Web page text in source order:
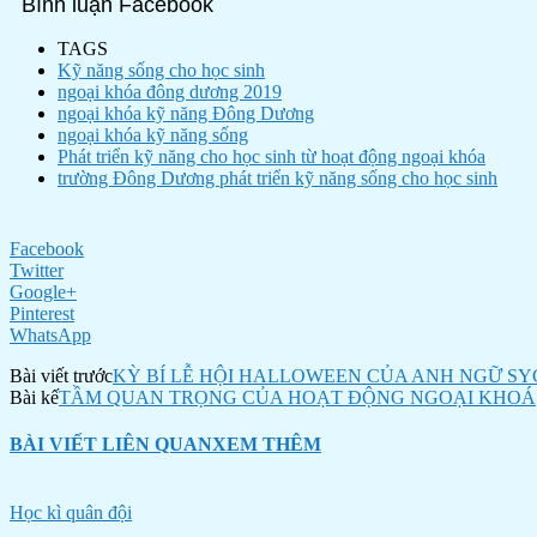
TAGS
Kỹ năng sống cho học sinh
ngoại khóa đông dương 2019
ngoại khóa kỹ năng Đông Dương
ngoại khóa kỹ năng sống
Phát triển kỹ năng cho học sinh từ hoạt động ngoại khóa
trường Đông Dương phát triển kỹ năng sống cho học sinh
Facebook
Twitter
Google+
Pinterest
WhatsApp
Bài viết trướcKỲ BÍ LỄ HỘI HALLOWEEN CỦA ANH NGỮ
Bài kếTẦM QUAN TRỌNG CỦA HOẠT ĐỘNG NGOẠI KHOÁ
BÀI VIẾT LIÊN QUANXEM THÊM
Học kì quân đội